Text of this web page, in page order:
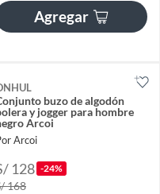
Agregar
buzo de algodón
y jogger para hombre
Arcoi
Arcoi
128 -24%
168